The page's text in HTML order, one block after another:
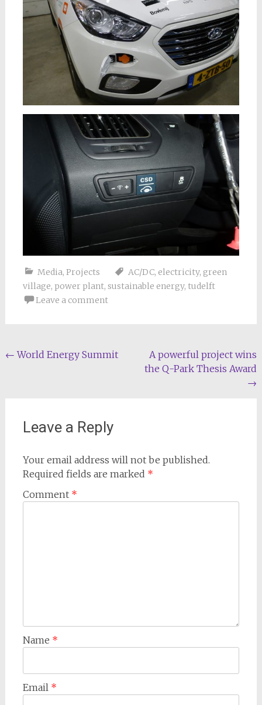
Media, Projects AC/DC, electricity, green
village, power plant, sustainable energy, tudelft
Leave a comment
Post
← World Energy Summit
A powerful project wins
the Q-Park Thesis Award
→
Leave a Reply
Your email address will not be published.
Required fields are marked *
Comment *
Name *
Email *